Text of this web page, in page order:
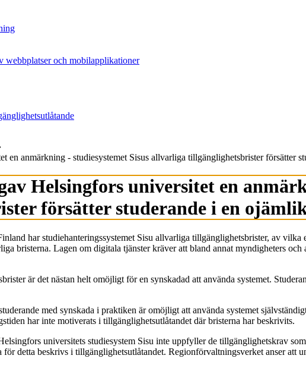
webbplatser och mobilapplikationer
en anmärkning - studie­systemet Sisus allvarliga tillgänglighets­brister försätter
Helsingfors universitet en
försätter studerande i en
har studiehanteringssystemet Sisu allvarliga tillgänglighetsbrister, av
bristerna. Lagen om digitala tjänster kräver att bland annat myndigheters
är det nästan helt omöjligt för en synskadad att använda systemet.
med synskada i praktiken är omöjligt att använda systemet
har inte motiverats i tillgänglighetsutlåtandet där bristerna har beskrivits.
universitets studiesystem Sisu inte uppfyller de tillgänglighetskrav
för detta beskrivs i tillgänglighetsutlåtandet. Regionförvaltningsverket anser